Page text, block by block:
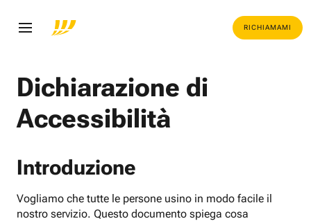
RICHIAMAMI
Dichiarazione di
Accessibilità
Introduzione
Vogliamo che tutte le persone usino in modo facile il
nostro servizio. Questo documento spiega cosa